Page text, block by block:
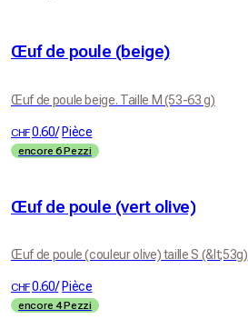
Œuf de poule (beige)
Œuf de poule beige. Taille M (53-63 g)
CHF0.60/ Pièce
encore 6 Pezzi
Œuf de poule (vert olive)
Œuf de poule (couleur olive) taille S (&lt;53g)
CHF0.60/ Pièce
encore 4 Pezzi